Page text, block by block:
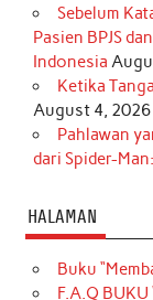
Sebelum
Pasien BPJS
Indonesia
Ketika
August 4, 2026
Pahlawan
dari Spider-
HALAMAN
Buku
F.A.Q BUKU